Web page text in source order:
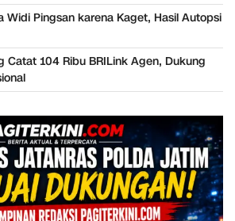
Widi Pingsan karena Kaget, Hasil Autopsi
Catat 104 Ribu BRILink Agen, Dukung